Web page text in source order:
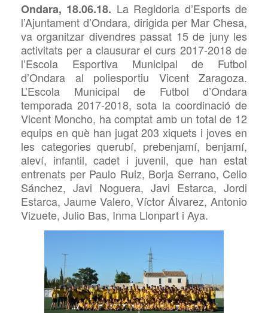
Ondara, 18.06.18. La Regidoria d’Esports de
l’Ajuntament d’Ondara, dirigida per Mar Chesa,
va organitzar divendres passat 15 de juny les
activitats per a clausurar el curs 2017-2018 de
l’Escola Esportiva Municipal de Futbol
d’Ondara al poliesportiu Vicent Zaragoza.
L’Escola Municipal de Futbol d’Ondara
temporada 2017-2018, sota la coordinació de
Vicent Moncho, ha comptat amb un total de 12
equips en què han jugat 203 xiquets i joves en
les categories querubí, prebenjamí, benjamí,
aleví, infantil, cadet i juvenil, que han estat
entrenats per Paulo Ruiz, Borja Serrano, Celio
Sánchez, Javi Noguera, Javi Estarca, Jordi
Estarca, Jaume Valero, Víctor Álvarez, Antonio
Vizuete, Julio Bas, Inma Llonpart i Aya.